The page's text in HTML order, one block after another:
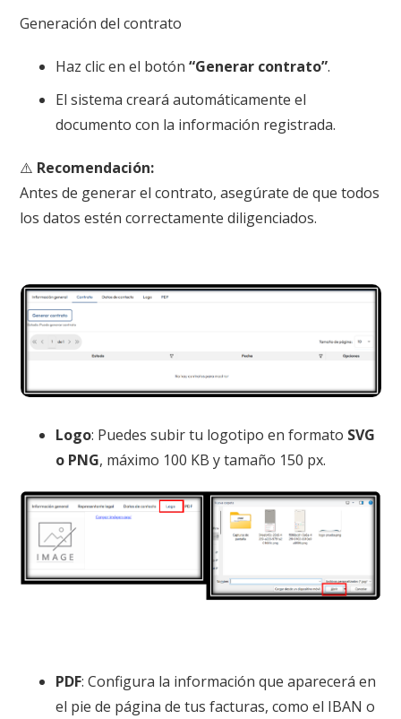
Generación del contrato
Haz clic en el botón“Generar contrato”.
El sistema creará automáticamente el
documento con la información registrada.
⚠️ Recomendación:
Antes de generar el contrato, asegúrate de que todos
los datos estén correctamente diligenciados.
Logo: Puedes subir tu logotipo en formato SVG
o PNG, máximo 100 KB y tamaño 150 px.
PDF: Configura la información que aparecerá en
el pie de página de tus facturas, como el IBAN o